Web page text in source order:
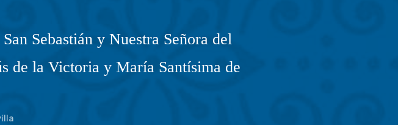
Sebastián y Nuestra Señora del
de la Victoria y María Santísima de